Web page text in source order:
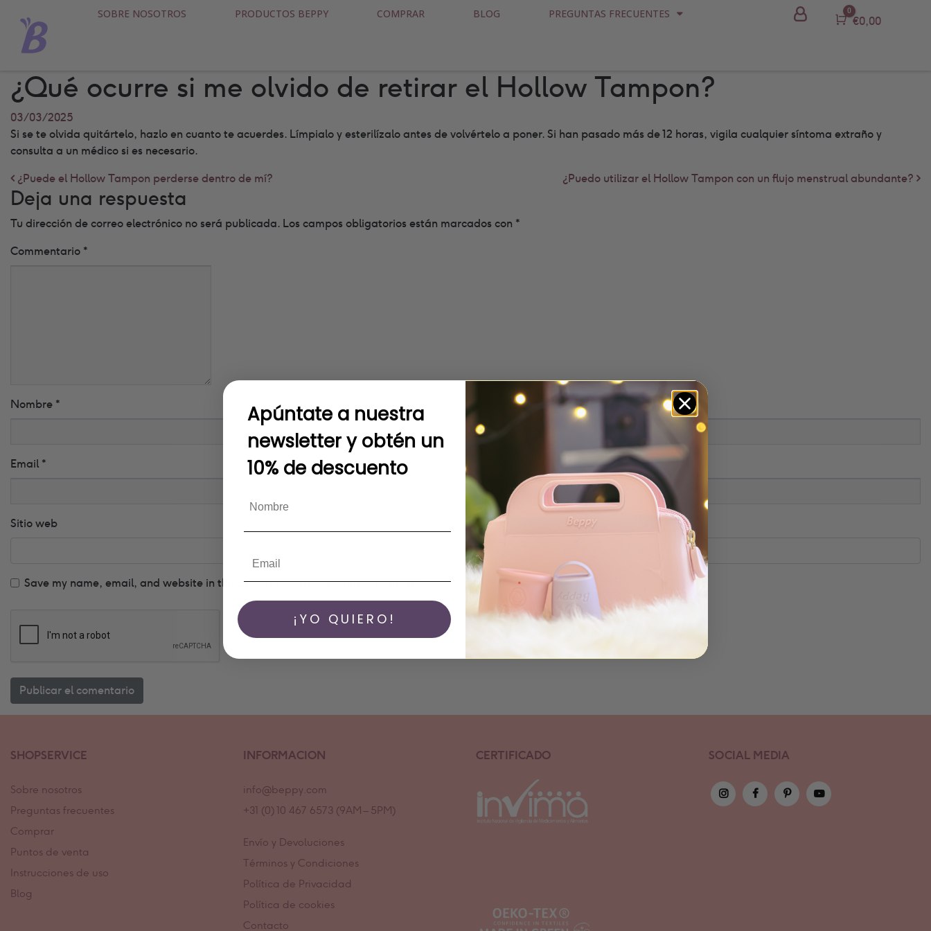
SOBRE NOSOTROS PRODUCTOS BEPPY COMPRAR BLOG PREGUNTAS FRECUENTES
Carro
0
€0,00
¿Qué ocurre si me olvido de retirar el Hollow Tampon?
03/03/2025
Si se te olvida quitártelo, hazlo en cuanto te acuerdes. Límpialo y esterilízalo antes de volvértelo a poner. Si han pasado más de 12 horas, vigila cualquier síntoma extraño y
consulta a un médico si es necesario.
Post navigation
¿Puede el Hollow Tampon perderse dentro de mí? ¿Puedo utilizar el Hollow Tampon con un flujo menstrual abundante?
Deja una respuesta
Tu dirección de correo electrónico no será publicada. Los campos obligatorios están marcados con *
Commentario *
Nombre *
Email *
Sitio web
Save my name, email, and website in this browser for the next time I comment
SHOPSERVICE
Sobre nosotros
Preguntas frecuentes
Comprar
Puntos de venta
Instrucciones de uso
Blog
INFORMACION
info@beppy.com
+31 (0) 10 467 6573 (9AM – 5PM)
Envío y Devoluciones
Términos y Condiciones
Política de Privacidad
Política de cookies
Contacto
CERTIFICADO SOCIAL MEDIA
Apúntate a nuestra
newsletter y obtén un
10% de descuento
¡YO QUIERO!